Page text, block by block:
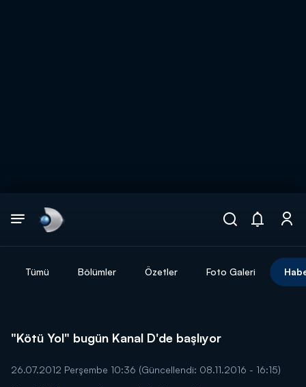
Tümü Bölümler Özetler Foto Galeri
"Kötü Yol" bugün Kanal D'de başlıyor
26.07.2012 Perşembe 10:36 (Güncellendi: 08.11.2016 - 16:15)